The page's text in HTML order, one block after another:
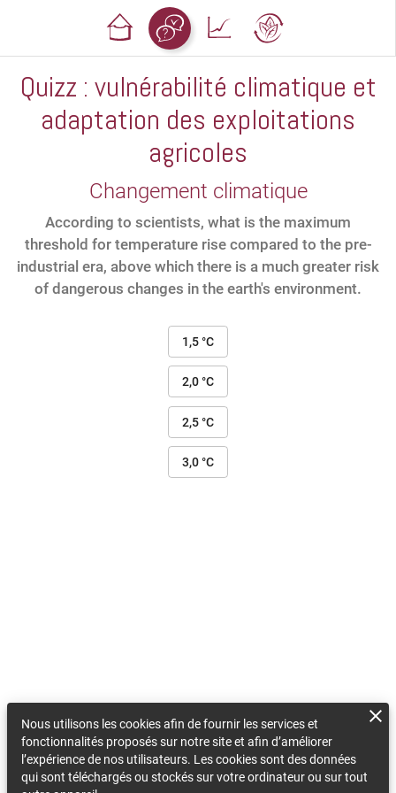
Quizz : vulnérabilité climatique et
adaptation des exploitations
agricoles
Changement climatique
According to scientists, what is the maximum
threshold for temperature rise compared to the pre-
industrial era, above which there is a much greater risk
of dangerous changes in the earth's environment.
1,5 °C
2,0 °C
2,5 °C
3,0 °C
Nous utilisons les cookies afin de fournir les services et
fonctionnalités proposés sur notre site et afin d’améliorer
l’expérience de nos utilisateurs. Les cookies sont des données
qui sont téléchargés ou stockés sur votre ordinateur ou sur tout